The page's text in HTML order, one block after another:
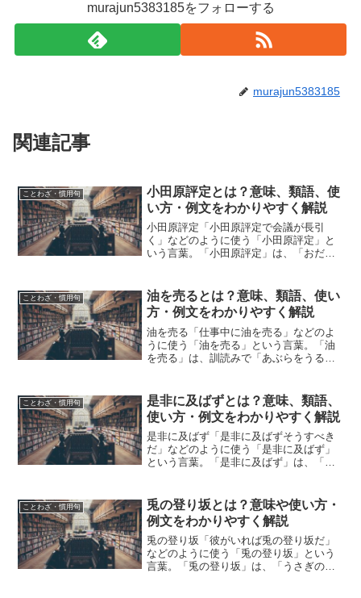
murajun5383185をフォローする
murajun5383185
関連記事
ことわざ・慣用句
小田原評定とは？意味、類語、使
い方・例文をわかりやすく解説
小田原評定「小田原評定で会議が長引
く」などのように使う「小田原評定」と
いう言葉。「小田原評定」は、「おだわ
ょうか？この記事では「小田原評定」の
意味や使い方や類語について...
ことわざ・慣用句
油を売るとは？意味、類語、使い
方・例文をわかりやすく解説
油を売る「仕事中に油を売る」などのよ
うに使う「油を売る」という言葉。「油
を売る」は、訓読みで「あぶらをうる」
は「油を売る」の意味や使い方や類語に
ついて、小説などの用例を...
ことわざ・慣用句
是非に及ばずとは？意味、類語、
使い方・例文をわかりやすく解説
是非に及ばず「是非に及ばずそうすべき
だ」などのように使う「是非に及ばず」
という言葉。「是非に及ばず」は、「ぜ
ょうか？この記事では「是非に及ばず」
の意味や使い方や類語につ...
ことわざ・慣用句
兎の登り坂とは？意味や使い方・
例文をわかりやすく解説
兎の登り坂「彼がいれば兎の登り坂だ」
などのように使う「兎の登り坂」という
言葉。「兎の登り坂」は、「うさぎのの